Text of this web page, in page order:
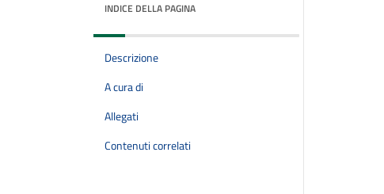
INDICE DELLA PAGINA
Descrizione
A cura di
Allegati
Contenuti correlati